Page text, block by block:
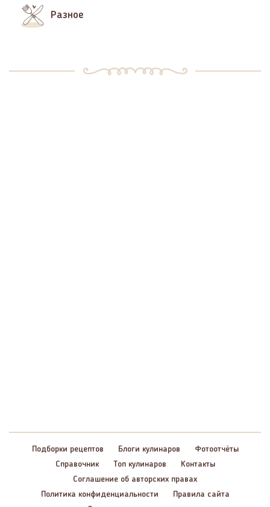
Разное
Подборки рецептов Блоги кулинаров
Фотоотчёты
Справочник
Топ кулинаров
Контакты
Соглашение об авторских правах
Политика конфиденциальности
Правила сайта